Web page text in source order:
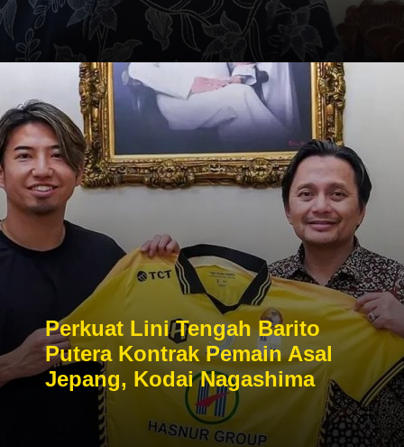
Perkuat Lini Tengah Barito
Putera Kontrak Pemain Asal
Jepang, Kodai Nagashima